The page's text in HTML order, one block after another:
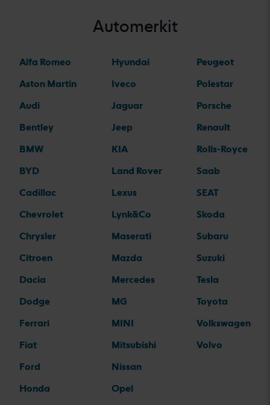
Automerkit
Alfa Romeo
Aston Martin
Audi
Bentley
BMW
BYD
Cadillac
Chevrolet
Chrysler
Citroen
Dacia
Dodge
Ferrari
Fiat
Ford
Honda
Hyundai
Iveco
Jaguar
Jeep
KIA
Land Rover
Lexus
Lynk&Co
Maserati
Mazda
Mercedes
MG
MINI
Mitsubishi
Nissan
Opel
Peugeot
Polestar
Porsche
Renault
Rolls-Royce
Saab
SEAT
Skoda
Subaru
Suzuki
Tesla
Toyota
Volkswagen
Volvo